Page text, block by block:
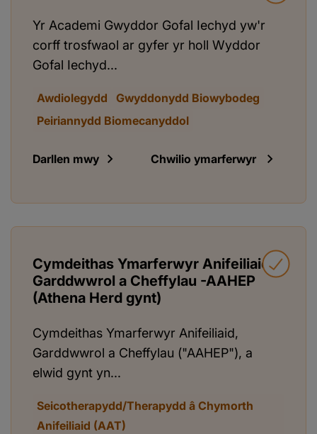
Yr Academi Gwyddor Gofal Iechyd yw'r
corff trosfwaol ar gyfer yr holl Wyddor
Gofal Iechyd...
Awdiolegydd
Gwyddonydd Biowybodeg
Peiriannydd Biomecanyddol
Darllen mwy Chwilio ymarferwyr
Cymdeithas Ymarferwyr Anifeiliaid,
Garddwwrol a Cheffylau -AAHEP
(Athena Herd gynt)
Cymdeithas Ymarferwyr Anifeiliaid,
Garddwwrol a Cheffylau ("AAHEP"), a
elwid gynt yn...
Seicotherapydd/Therapydd â Chymorth
Anifeiliaid (AAT)